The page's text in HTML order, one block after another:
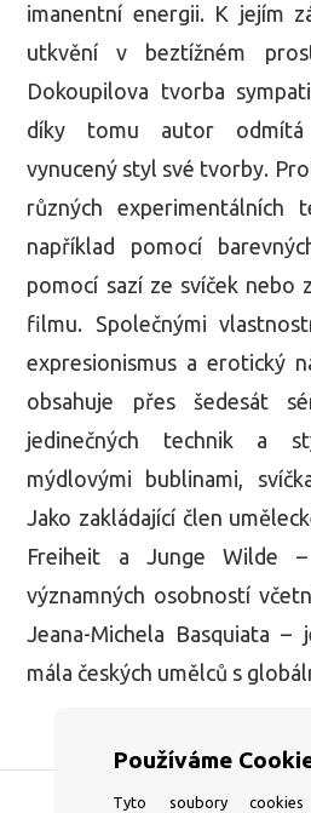
imanentní energii. K jejím
utkvění v beztížném
Dokoupilova tvorba
díky tomu autor odmítá
vynucený styl své tvorby.
různých experimentálních
například pomocí
pomocí sazí ze svíček nebo
filmu. Společnými
expresionismus a erotický
obsahuje přes šedesát
jedinečných technik a
mýdlovými bublinami,
Jako zakládající člen
Freiheit a Junge Wilde
významných osobností
Jeana-Michela Basquiata
mála českých umělců s
Používáme
Tyto soubory cookies